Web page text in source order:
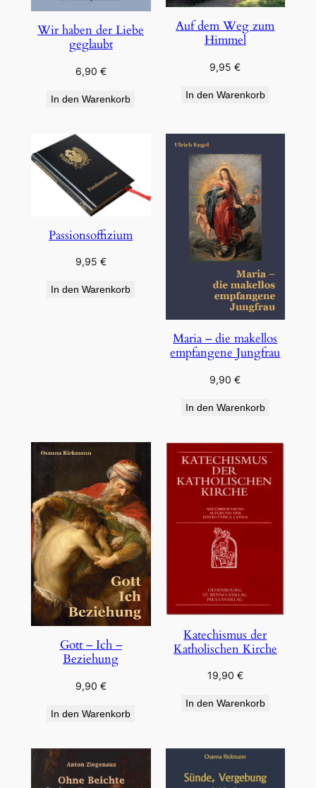
Wir haben der Liebe
geglaubt
6,90 €
In den Warenkorb
Auf dem Weg zum
Himmel
9,95€
In den Warenkorb
Passionsoffizium
9,95 €
In den Warenkorb
Maria – die makellos
empfangene Jungfrau
9,90€
In den Warenkorb
Gott – Ich –
Beziehung
9,90 €
In den Warenkorb
Katechismus der
Katholischen Kirche
19,90 €
In den Warenkorb